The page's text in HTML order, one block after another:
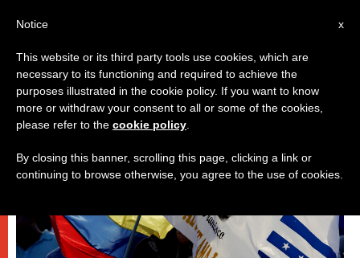
PAPI
x
Notice
This website or its third party tools use cookies, which are
necessary to its functioning and required to achieve the
purposes illustrated in the cookie policy. If you want to know
more or withdraw your consent to all or some of the cookies,
please refer to the cookie policy
By closing this banner, scrolling this page, clicking a link or
continuing to browse otherwise, you agree to the use of cookies.